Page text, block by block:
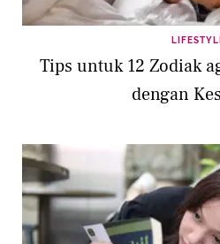
Tips untuk 12 Zodiak
dengan